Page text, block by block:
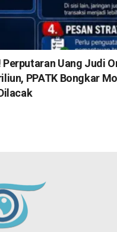
Uang Judi
PPATK Bongkar